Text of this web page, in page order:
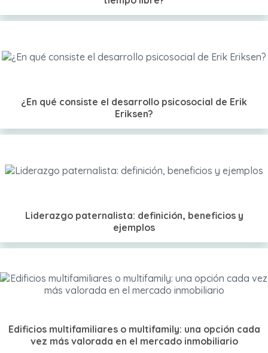
¿En qué consiste el desarrollo psicosocial de Erik
Eriksen?
Liderazgo paternalista: definición, beneficios y
ejemplos
Edificios multifamiliares o multifamily: una opción cada
vez más valorada en el mercado inmobiliario